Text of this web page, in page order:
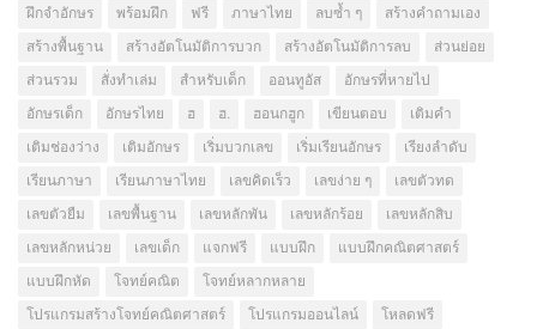
ฝึกจำอักษร
พร้อมฝึก ฟรี ภาษาไทย ลบซ้ำ ๆ
สร้างคำถามเอง
สร้างพื้นฐาน
สร้างอัตโนมัติการบวก สร้างอัตโนมัติการลบ
ส่วนย่อย
ส่วนรวม
สั่งทำเล่ม สำหรับเด็ก ออนทูอัส
อักษรที่หายไป
อักษรเด็ก
อักษรไทย ฮ ฮ. ฮอนกฮูก เขียนตอบ
เติมคำ
เติมช่องว่าง
เติมอักษร เริ่มบวกเลข เริ่มเรียนอักษร
เรียงลำดับ
เรียนภาษา
เรียนภาษาไทย เลขคิดเร็ว เลขง่าย ๆ
เลขตัวทด
เลขตัวยืม
เลขพื้นฐาน เลขหลักพัน เลขหลักร้อย
เลขหลักสิบ
เลขหลักหน่วย
เลขเด็ก แจกฟรี แบบฝึก
แบบฝึกคณิตศาสตร์
แบบฝึกหัด
โจทย์คณิต
โจทย์หลากหลาย
โปรแกรมสร้างโจทย์คณิตศาสตร์
โปรแกรมออนไลน์
โหลดฟรี